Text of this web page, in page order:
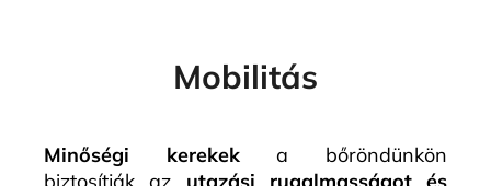
Mobilitás
Minőségi kerekeka bőröndünkön